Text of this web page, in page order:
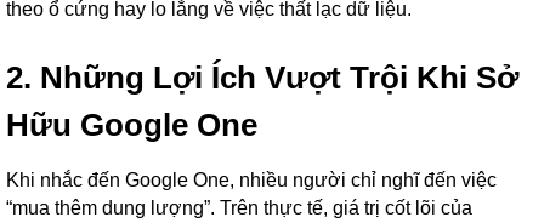
theo ổ cứng hay lo lắng về việc thất lạc dữ liệu.
2. Những Lợi Ích Vượt Trội Khi Sở
Hữu Google One
Khi nhắc đến Google One, nhiều người chỉ nghĩ đến việc
“mua thêm dung lượng”. Trên thực tế, giá trị cốt lõi của